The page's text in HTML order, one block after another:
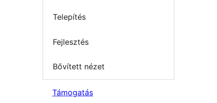
Telepítés
Fejlesztés
Bővített nézet
Támogatás